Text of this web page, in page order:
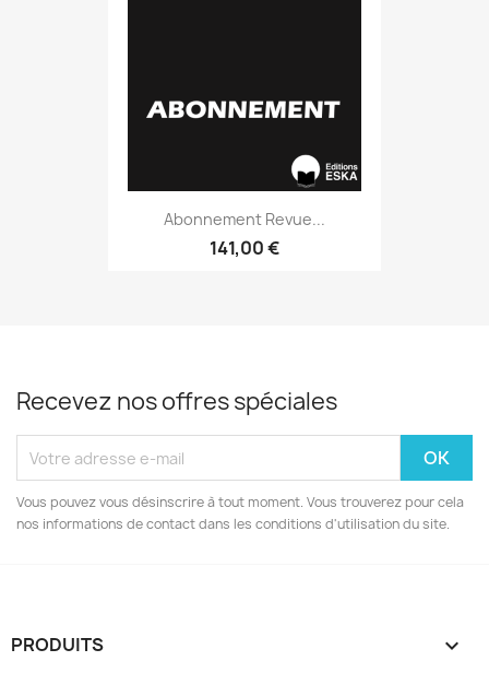
Abonnement Revue...
141,00 €
Recevez nos offres spéciales
Vous pouvez vous désinscrire à tout moment. Vous trouverez pour cela
nos informations de contact dans les conditions d'utilisation du site.
PRODUITS 